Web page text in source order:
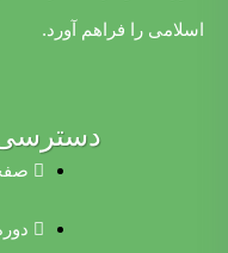
اسلامی را فراهم آورد.